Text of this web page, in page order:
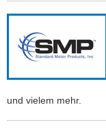
und vielem mehr.